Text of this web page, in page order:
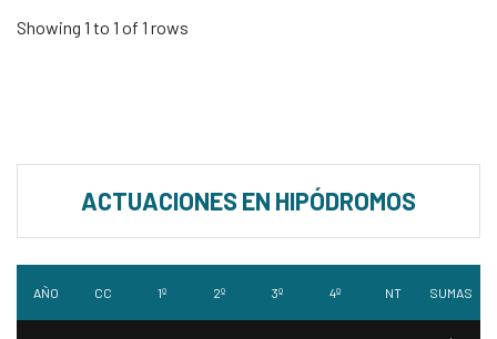
Showing 1 to 1 of 1 rows
ACTUACIONES EN HIPÓDROMOS
AÑO CC 1º 2º 3º 4º NT SUMAS